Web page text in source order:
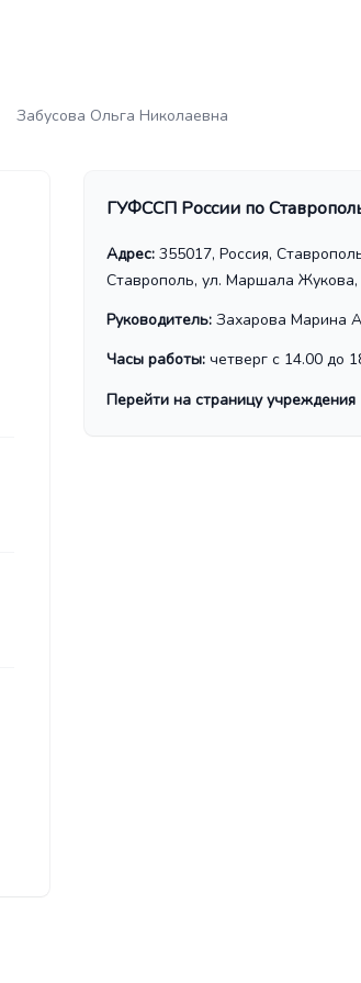
Забусова Ольга Николаевна
ГУФССП России по
Адрес: 355017, Россия,
Ставрополь, ул. Маршала Жукова,
Руководитель: Захарова Марина
Часы работы: четверг с 14.00 до
Перейти на страницу учреждения